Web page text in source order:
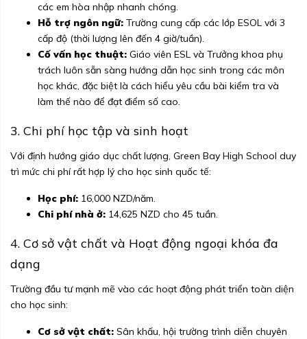
các em hòa nhập nhanh chóng.
Hỗ trợ ngôn ngữ: Trường cung cấp các lớp ESOL với 3
cấp độ (thời lượng lên đến 4 giờ/tuần).
Cố vấn học thuật: Giáo viên ESL và Trưởng khoa phụ
trách luôn sẵn sàng hướng dẫn học sinh trong các môn
học khác, đặc biệt là cách hiểu yêu cầu bài kiểm tra và
làm thế nào để đạt điểm số cao.
3. Chi phí học tập và sinh hoạt
Với định hướng giáo dục chất lượng, Green Bay High School duy
trì mức chi phí rất hợp lý cho học sinh quốc tế:
Học phí: 16,000 NZD/năm.
Chi phí nhà ở: 14,625 NZD cho 45 tuần.
4. Cơ sở vật chất và Hoạt động ngoại khóa đa
dạng
Trường đầu tư mạnh mẽ vào các hoạt động phát triển toàn diện
cho học sinh:
Cơ sở vật chất: Sân khấu, hội trường trình diễn chuyên